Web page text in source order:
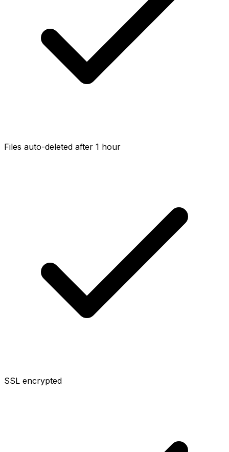
Files auto-deleted after 1 hour
SSL encrypted